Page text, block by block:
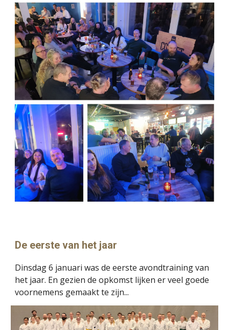
De eerste van het jaar
Dinsdag 6 januari was de eerste avondtraining van
het jaar. En gezien de opkomst lijken er veel goede
voornemens gemaakt te zijn...